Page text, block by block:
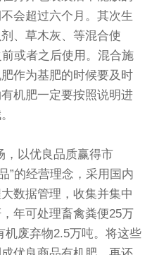
会超过六个月。其次生
、草木灰、等混合使
或者之后使用。混合施
作为基肥的时候要及时
机肥一定要按照说明进
，以优良品质赢得市
”的经营理念，采用国内
数据管理，收集并集中
年可处理畜禽粪便25万
机废弃物2.5万吨。将这些